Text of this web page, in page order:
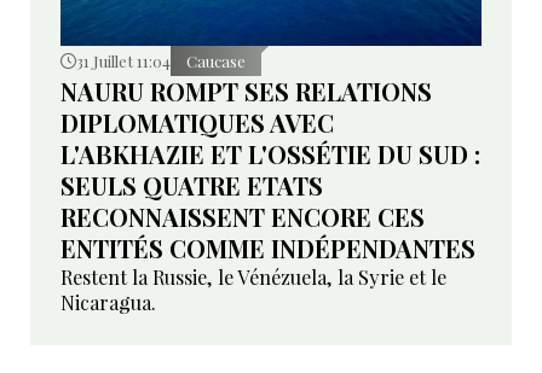
31 Juillet 11:04 Caucase
NAURU ROMPT SES RELATIONS
DIPLOMATIQUES AVEC
L'ABKHAZIE ET L'OSSÉTIE DU SUD :
SEULS QUATRE ETATS
RECONNAISSENT ENCORE CES
ENTITÉS COMME INDÉPENDANTES
Restent la Russie, le Vénézuela, la Syrie et le
Nicaragua.